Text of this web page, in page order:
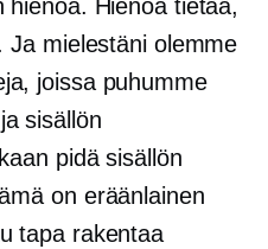
Hienoa tietää,
Ja mielestäni olemme
joissa puhumme
sisällön
pidä sisällön
on eräänlainen
tapa rakentaa